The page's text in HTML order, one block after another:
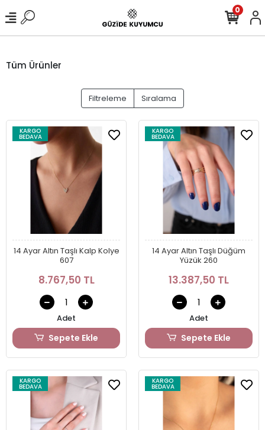
0
Tüm Ürünler
Filtreleme Sıralama
KARGO
BEDAVA
14 Ayar Altın Taşlı Kalp Kolye
607
8.767,50 TL
Adet
Sepete Ekle
KARGO
BEDAVA
14 Ayar Altın Taşlı Düğüm
Yüzük 260
13.387,50 TL
Adet
Sepete Ekle
KARGO
BEDAVA
KARGO
BEDAVA